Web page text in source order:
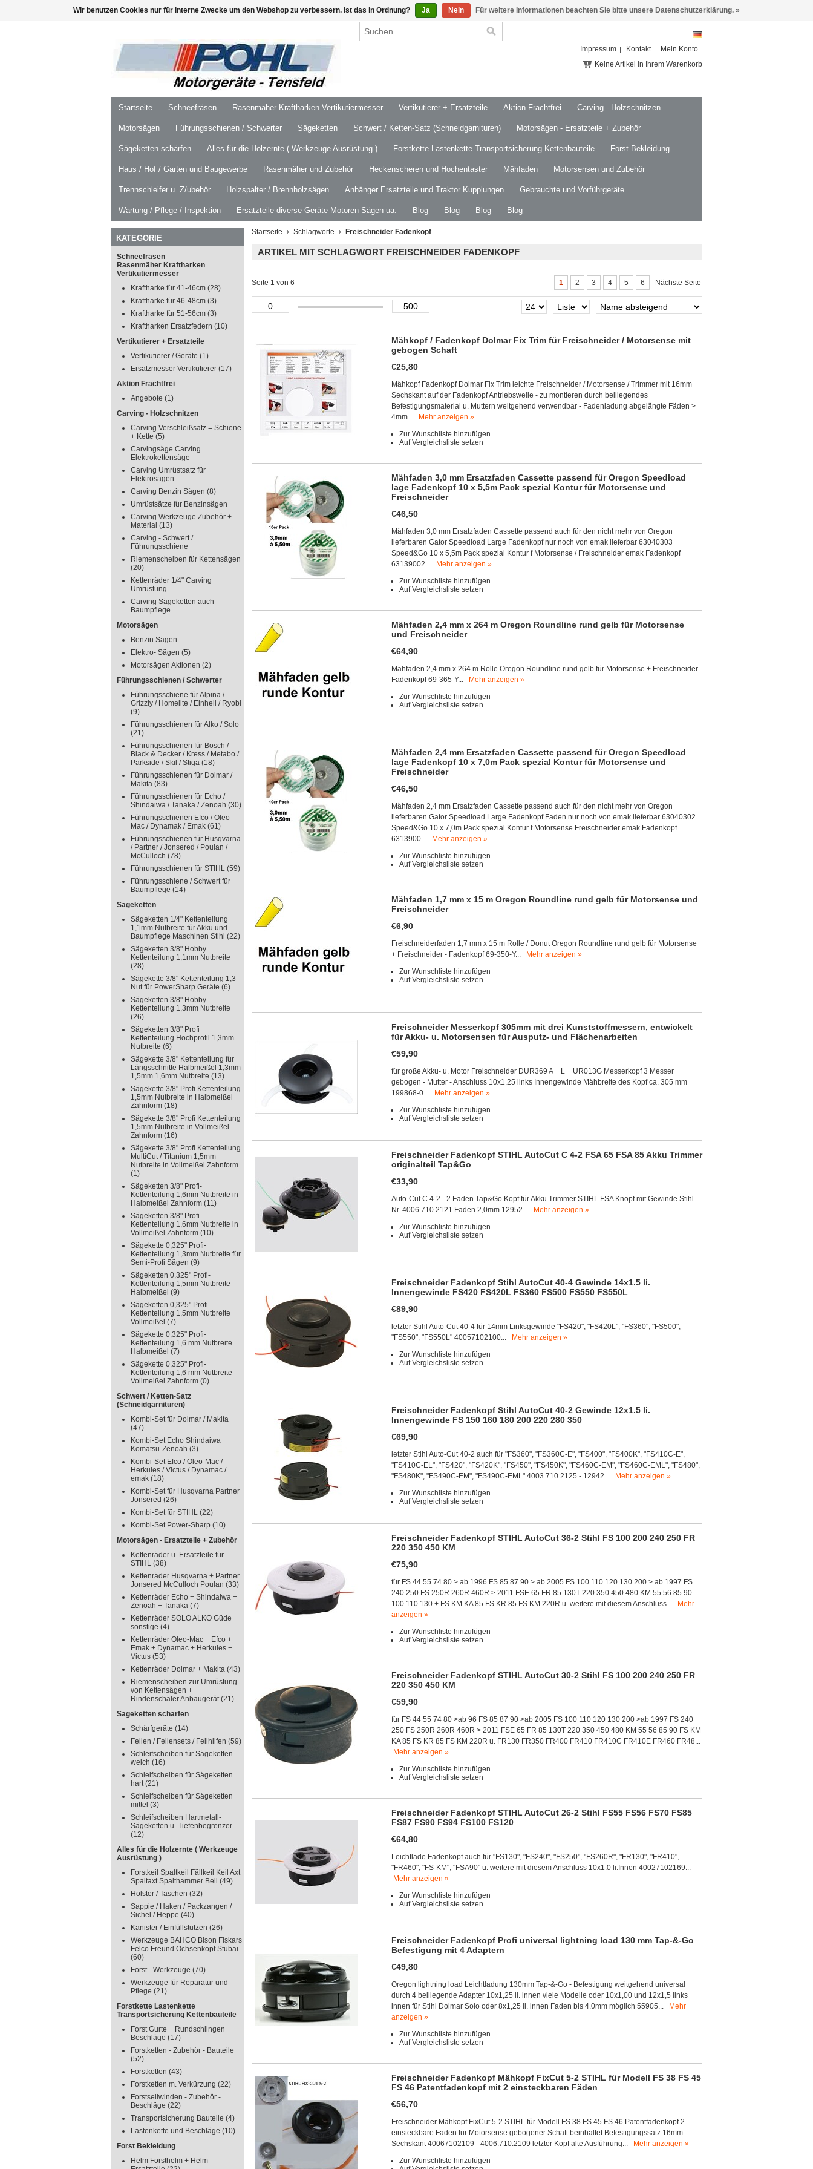
Impressum Kontakt
Mein Konto
Keine Artikel in Ihrem Warenkorb
Startseite Schneefräsen Rasenmäher Kraftharken Vertikutiermesser Vertikutierer + Ersatzteile Aktion Frachtfrei Carving - Holzschnitzen
Motorsägen Führungsschienen / Schwerter Sägeketten Schwert / Ketten-Satz (Schneidgarnituren) Motorsägen - Ersatzteile + Zubehör
Sägeketten schärfen Alles für die Holzernte ( Werkzeuge Ausrüstung ) Forstkette Lastenkette Transportsicherung Kettenbauteile Forst Bekleidung
Haus / Hof / Garten und Baugewerbe Rasenmäher und Zubehör Heckenscheren und Hochentaster Mähfaden Motorsensen und Zubehör
Trennschleifer u. Z/ubehör Holzspalter / Brennholzsägen Anhänger Ersatzteile und Traktor Kupplungen Gebrauchte und Vorführgeräte
Wartung / Pflege / Inspektion Ersatzteile diverse Geräte Motoren Sägen ua. Blog Blog Blog Blog
KATEGORIE
Schneefräsen
Rasenmäher Kraftharken
Vertikutiermesser
Kraftharke für 41-46cm (28)
Kraftharke für 46-48cm (3)
Kraftharke für 51-56cm (3)
Kraftharken Ersatzfedern (10)
Vertikutierer + Ersatzteile
Vertikutierer / Geräte (1)
Ersatzmesser Vertikutierer (17)
Aktion Frachtfrei
Angebote (1)
Carving - Holzschnitzen
Carving Verschleißsatz = Schiene
+ Kette (5)
Carvingsäge Carving
Elektrokettensäge
Carving Umrüstsatz für
Elektrosägen
Carving Benzin Sägen (8)
Umrüstsätze für Benzinsägen
Carving Werkzeuge Zubehör +
Material (13)
Carving - Schwert /
Führungsschiene
Riemenscheiben für Kettensägen
(20)
Kettenräder 1/4" Carving
Umrüstung
Carving Sägeketten auch
Baumpflege
Motorsägen
Benzin Sägen
Elektro- Sägen (5)
Motorsägen Aktionen (2)
Führungsschienen / Schwerter
Führungsschiene für Alpina /
Grizzly / Homelite / Einhell / Ryobi
(9)
Führungsschienen für Alko / Solo
(21)
Führungsschienen für Bosch /
Black & Decker / Kress / Metabo /
Parkside / Skil / Stiga (18)
Führungsschienen für Dolmar /
Makita (83)
Führungsschienen für Echo /
Shindaiwa / Tanaka / Zenoah (30)
Führungsschienen Efco / Oleo-
Mac / Dynamak / Emak (61)
Führungsschienen für Husqvarna
/ Partner / Jonsered / Poulan /
McCulloch (78)
Führungsschienen für STIHL (59)
Führungsschiene / Schwert für
Baumpflege (14)
Sägeketten
Sägeketten 1/4" Kettenteilung
1,1mm Nutbreite für Akku und
Baumpflege Maschinen Stihl (22)
Sägeketten 3/8" Hobby
Kettenteilung 1,1mm Nutbreite
(28)
Sägekette 3/8" Kettenteilung 1,3
Nut für PowerSharp Geräte (6)
Sägeketten 3/8" Hobby
Kettenteilung 1,3mm Nutbreite
(26)
Sägeketten 3/8" Profi
Kettenteilung Hochprofil 1,3mm
Nutbreite (6)
Sägekette 3/8" Kettenteilung für
Längsschnitte Halbmeißel 1,3mm
1,5mm 1,6mm Nutbreite (13)
Sägekette 3/8" Profi Kettenteilung
1,5mm Nutbreite in Halbmeißel
Zahnform (18)
Sägekette 3/8" Profi Kettenteilung
1,5mm Nutbreite in Vollmeißel
Zahnform (16)
Sägekette 3/8" Profi Kettenteilung
MultiCut / Titanium 1,5mm
Nutbreite in Vollmeißel Zahnform
(1)
Sägeketten 3/8" Profi-
Kettenteilung 1,6mm Nutbreite in
Halbmeißel Zahnform (11)
Sägeketten 3/8" Profi-
Kettenteilung 1,6mm Nutbreite in
Vollmeißel Zahnform (10)
Sägekette 0,325" Profi-
Kettenteilung 1,3mm Nutbreite für
Semi-Profi Sägen (9)
Sägeketten 0,325" Profi-
Kettenteilung 1,5mm Nutbreite
Halbmeißel (9)
Sägeketten 0,325" Profi-
Kettenteilung 1,5mm Nutbreite
Vollmeißel (7)
Sägekette 0,325" Profi-
Kettenteilung 1,6 mm Nutbreite
Halbmeißel (7)
Sägekette 0,325" Profi-
Kettenteilung 1,6 mm Nutbreite
Vollmeißel Zahnform (0)
Schwert / Ketten-Satz
(Schneidgarnituren)
Kombi-Set für Dolmar / Makita
(47)
Kombi-Set Echo Shindaiwa
Komatsu-Zenoah (3)
Kombi-Set Efco / Oleo-Mac /
Herkules / Victus / Dynamac /
emak (18)
Kombi-Set für Husqvarna Partner
Jonsered (26)
Kombi-Set für STIHL (22)
Kombi-Set Power-Sharp (10)
Motorsägen - Ersatzteile + Zubehör
Kettenräder u. Ersatzteile für
STIHL (38)
Kettenräder Husqvarna + Partner
Jonsered McCulloch Poulan (33)
Kettenräder Echo + Shindaiwa +
Zenoah + Tanaka (7)
Kettenräder SOLO ALKO Güde
sonstige (4)
Kettenräder Oleo-Mac + Efco +
Emak + Dynamac + Herkules +
Victus (53)
Kettenräder Dolmar + Makita (43)
Riemenscheiben zur Umrüstung
von Kettensägen +
Rindenschäler Anbaugerät(21)
Sägeketten schärfen
Schärfgeräte (14)
Feilen / Feilensets / Feilhilfen (59)
Schleifscheiben für Sägeketten
weich (16)
Schleifscheiben für Sägeketten
hart(21)
Schleifscheiben für Sägeketten
mittel (3)
Schleifscheiben Hartmetall-
Sägeketten u. Tiefenbegrenzer
(12)
Alles für die Holzernte ( Werkzeuge
Ausrüstung )
Forstkeil Spaltkeil Fällkeil Keil Axt
Spaltaxt Spalthammer Beil (49)
Holster / Taschen (32)
Sappie / Haken / Packzangen /
Sichel / Heppe (40)
Kanister / Einfüllstutzen (26)
Werkzeuge BAHCO Bison Fiskars
Felco Freund Ochsenkopf Stubai
(60)
Forst - Werkzeuge (70)
Werkzeuge für Reparatur und
Pflege (21)
Forstkette Lastenkette
Transportsicherung Kettenbauteile
Forst Gurte + Rundschlingen +
Beschläge (17)
Forstketten - Zubehör - Bauteile
(52)
Forstketten (43)
Forstketten m. Verkürzung (22)
Forstseilwinden - Zubehör -
Beschläge (22)
Transportsicherung Bauteile (4)
Lastenkette und Beschläge (10)
Forst Bekleidung
Helm Forsthelm + Helm -
Startseite Schlagworte Freischneider Fadenkopf
ARTIKEL MIT SCHLAGWORT FREISCHNEIDER FADENKOPF
Seite 1 von 6 1 2 3 4 5 6 Nächste Seite
Mähkopf / Fadenkopf Dolmar Fix Trim für Freischneider / Motorsense mit
gebogen Schaft
€25,80
Mähkopf Fadenkopf Dolmar Fix Trim leichte Freischneider / Motorsense / Trimmer mit 16mm
Sechskant auf der Fadenkopf Antriebswelle - zu montieren durch beiliegendes
Befestigungsmaterial u. Muttern weitgehend verwendbar - Fadenladung abgelängte Fäden >
4mm...
Mehr anzeigen »
Zur Wunschliste hinzufügen
Auf Vergleichsliste setzen
Mähfaden 3,0 mm Ersatzfaden Cassette passend für Oregon Speedload
lage Fadenkopf 10 x 5,5m Pack spezial Kontur für Motorsense und
Freischneider
€46,50
Mähfaden 3,0 mm Ersatzfaden Cassette passend auch für den nicht mehr von Oregon
lieferbaren Gator Speedload Large Fadenkopf nur noch von emak lieferbar 63040303
Speed&Go 10 x 5,5m Pack spezial Kontur f Motorsense / Freischneider emak Fadenkopf
63139002...
Mehr anzeigen »
Zur Wunschliste hinzufügen
Auf Vergleichsliste setzen
Mähfaden 2,4 mm x 264 m Oregon Roundline rund gelb für Motorsense
und Freischneider
€64,90
Mähfaden 2,4 mm x 264 m Rolle Oregon Roundline rund gelb für Motorsense + Freischneider -
Fadenkopf 69-365-Y...
Mehr anzeigen »
Zur Wunschliste hinzufügen
Auf Vergleichsliste setzen
Mähfaden 2,4 mm Ersatzfaden Cassette passend für Oregon Speedload
lage Fadenkopf 10 x 7,0m Pack spezial Kontur für Motorsense und
Freischneider
€46,50
Mähfaden 2,4 mm Ersatzfaden Cassette passend auch für den nicht mehr von Oregon
lieferbaren Gator Speedload Large Fadenkopf Faden nur noch von emak lieferbar 63040302
Speed&Go 10 x 7,0m Pack spezial Kontur f Motorsense Freischneider emak Fadenkopf
6313900...
Mehr anzeigen »
Zur Wunschliste hinzufügen
Auf Vergleichsliste setzen
Mähfaden 1,7 mm x 15 m Oregon Roundline rund gelb für Motorsense und
Freischneider
€6,90
Freischneiderfaden 1,7 mm x 15 m Rolle / Donut Oregon Roundline rund gelb für Motorsense
+ Freischneider - Fadenkopf 69-350-Y...
Mehr anzeigen »
Zur Wunschliste hinzufügen
Auf Vergleichsliste setzen
Freischneider Messerkopf 305mm mit drei Kunststoffmessern, entwickelt
für Akku- u. Motorsensen für Ausputz- und Flächenarbeiten
€59,90
für große Akku- u. Motor Freischneider DUR369 A + L + UR013G Messerkopf 3 Messer
gebogen - Mutter - Anschluss 10x1.25 links Innengewinde Mähbreite des Kopf ca. 305 mm
199868-0...
Mehr anzeigen »
Zur Wunschliste hinzufügen
Auf Vergleichsliste setzen
Freischneider Fadenkopf STIHL AutoCut C 4-2 FSA 65 FSA 85 Akku Trimmer
originalteil Tap&Go
€33,90
Auto-Cut C 4-2 - 2 Faden Tap&Go Kopf für Akku Trimmer STIHL FSA Knopf mit Gewinde Stihl
Nr. 4006.710.2121 Faden 2,0mm 12952...
Mehr anzeigen »
Zur Wunschliste hinzufügen
Auf Vergleichsliste setzen
Freischneider Fadenkopf Stihl AutoCut 40-4 Gewinde 14x1.5 li.
Innengewinde FS420 FS420L FS360 FS500 FS550 FS550L
€89,90
letzter Stihl Auto-Cut 40-4 für 14mm Linksgewinde "FS420", "FS420L", "FS360", "FS500",
"FS550", "FS550L" 40057102100...
Mehr anzeigen »
Zur Wunschliste hinzufügen
Auf Vergleichsliste setzen
Freischneider Fadenkopf Stihl AutoCut 40-2 Gewinde 12x1.5 li.
Innengewinde FS 150 160 180 200 220 280 350
€69,90
letzter Stihl Auto-Cut 40-2 auch für "FS360", "FS360C-E", "FS400", "FS400K", "FS410C-E",
"FS410C-EL", "FS420", "FS420K", "FS450", "FS450K", "FS460C-EM", "FS460C-EML", "FS480",
"FS480K", "FS490C-EM", "FS490C-EML" 4003.710.2125 - 12942...
Mehr anzeigen »
Zur Wunschliste hinzufügen
Auf Vergleichsliste setzen
Freischneider Fadenkopf STIHL AutoCut 36-2 Stihl FS 100 200 240 250 FR
220 350 450 KM
€75,90
für FS 44 55 74 80 > ab 1996 FS 85 87 90 > ab 2005 FS 100 110 120 130 200 > ab 1997 FS
240 250 FS 250R 260R 460R > 2011 FSE 65 FR 85 130T 220 350 450 480 KM 55 56 85 90
100 110 130 + FS KM KA 85 FS KR 85 FS KM 220R u. weitere mit diesem Anschluss...
Mehr
anzeigen »
Zur Wunschliste hinzufügen
Auf Vergleichsliste setzen
Freischneider Fadenkopf STIHL AutoCut 30-2 Stihl FS 100 200 240 250 FR
220 350 450 KM
€59,90
für FS 44 55 74 80 >ab 96 FS 85 87 90 >ab 2005 FS 100 110 120 130 200 >ab 1997 FS 240
250 FS 250R 260R 460R > 2011 FSE 65 FR 85 130T 220 350 450 480 KM 55 56 85 90 FS KM
KA 85 FS KR 85 FS KM 220R u. FR130 FR350 FR400 FR410 FR410C FR410E FR460 FR48...
Mehr anzeigen »
Zur Wunschliste hinzufügen
Auf Vergleichsliste setzen
Freischneider Fadenkopf STIHL AutoCut 26-2 Stihl FS55 FS56 FS70 FS85
FS87 FS90 FS94 FS100 FS120
€64,80
Leichtlade Fadenkopf auch für "FS130", "FS240", "FS250", "FS260R", "FR130", "FR410",
"FR460", "FS-KM", "FSA90" u. weitere mit diesem Anschluss 10x1.0 li.Innen 40027102169...
Mehr anzeigen »
Zur Wunschliste hinzufügen
Auf Vergleichsliste setzen
Freischneider Fadenkopf Profi universal lightning load 130 mm Tap-&-Go
Befestigung mit 4 Adaptern
€49,80
Oregon lightning load Leichtladung 130mm Tap-&-Go - Befestigung weitgehend universal
durch 4 beiliegende Adapter 10x1,25 li. innen viele Modelle oder 10x1,00 und 12x1,5 links
innen für Stihl Dolmar Solo oder 8x1,25 li. innen Faden bis 4.0mm möglich 55905...
Mehr
anzeigen »
Zur Wunschliste hinzufügen
Auf Vergleichsliste setzen
Freischneider Fadenkopf Mähkopf FixCut 5-2 STIHL für Modell FS 38 FS 45
FS 46 Patentfadenkopf mit 2 einsteckbaren Fäden
€56,70
Freischneider Mähkopf FixCut 5-2 STIHL für Modell FS 38 FS 45 FS 46 Patentfadenkopf 2
einsteckbare Faden für Motorsense gebogener Schaft beinhaltet Befestigungssatz 16mm
Sechskant 40067102109 - 4006.710.2109 letzter Kopf alte Ausführung...
Mehr anzeigen »
Zur Wunschliste hinzufügen
Wir benutzen Cookies nur für interne Zwecke um den Webshop zu verbessern. Ist das in Ordnung? Ja Nein Für weitere Informationen beachten Sie bitte unsere Datenschutzerklärung. »